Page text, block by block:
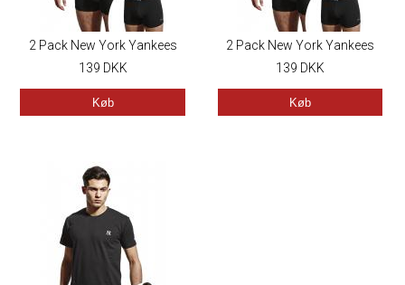
2 Pack New York Yankees
Herre Boxershorts
139 DKK
Køb
2 Pack New York Yankees
Herre Boxershorts
139 DKK
Køb